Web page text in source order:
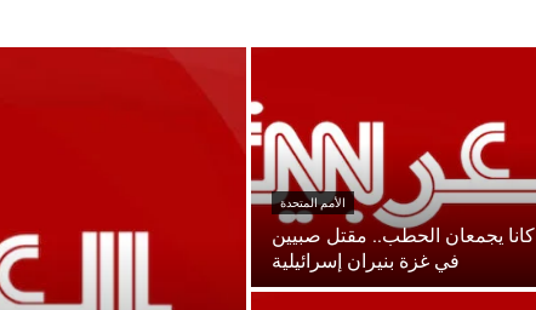
الأمم المتحدة
كانا يجمعان الحطب.. مقتل صبيين
في غزة بنيران إسرائيلية